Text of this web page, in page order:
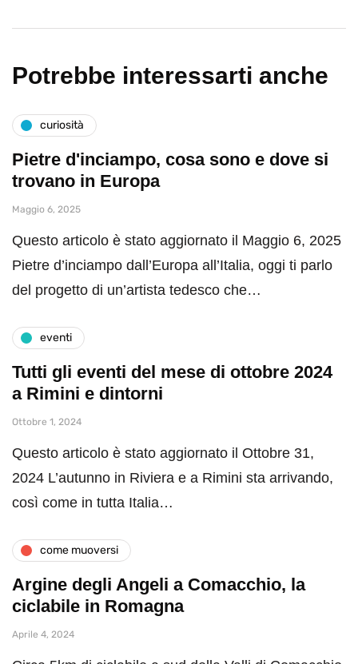
Potrebbe interessarti anche
curiosità
Pietre d'inciampo, cosa sono e dove si
trovano in Europa
Maggio 6, 2025
Questo articolo è stato aggiornato il Maggio 6, 2025
Pietre d’inciampo dall’Europa all’Italia, oggi ti parlo
del progetto di un’artista tedesco che…
eventi
Tutti gli eventi del mese di ottobre 2024
a Rimini e dintorni
Ottobre 1, 2024
Questo articolo è stato aggiornato il Ottobre 31,
2024 L’autunno in Riviera e a Rimini sta arrivando,
così come in tutta Italia…
come muoversi
Argine degli Angeli a Comacchio, la
ciclabile in Romagna
Aprile 4, 2024